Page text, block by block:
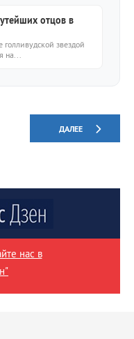
отцов в
звездой
на...
ДАЛЕЕ
нас в